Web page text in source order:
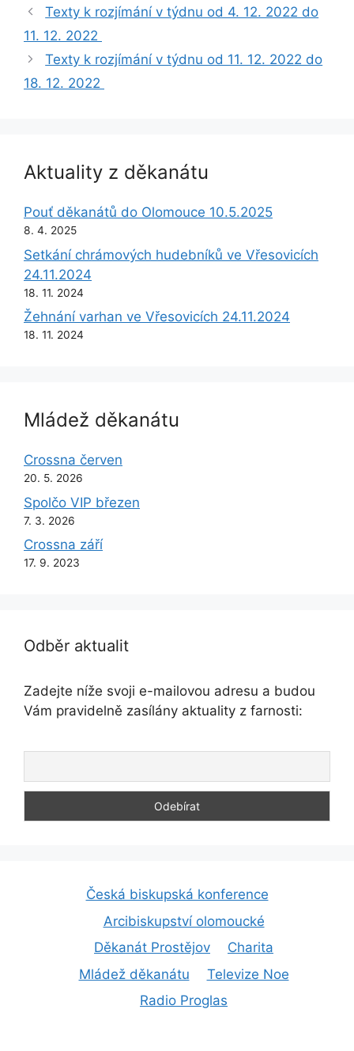
Texty k rozjímání v týdnu od 4. 12. 2022 do
11. 12. 2022
Texty k rozjímání v týdnu od 11. 12. 2022 do
18. 12. 2022
Aktuality z děkanátu
Pouť děkanátů do Olomouce 10.5.2025
8. 4. 2025
Setkání chrámových hudebníků ve Vřesovicích
24.11.2024
18. 11. 2024
Žehnání varhan ve Vřesovicích 24.11.2024
18. 11. 2024
Mládež děkanátu
Crossna červen
20. 5. 2026
Spolčo VIP březen
7. 3. 2026
Crossna září
17. 9. 2023
Odběr aktualit
Zadejte níže svoji e-mailovou adresu a budou
Vám pravidelně zasílány aktuality z farnosti:
Česká biskupská konference
Arcibiskupství olomoucké
Děkanát Prostějov
Charita
Mládež děkanátu
Televize Noe
Radio Proglas